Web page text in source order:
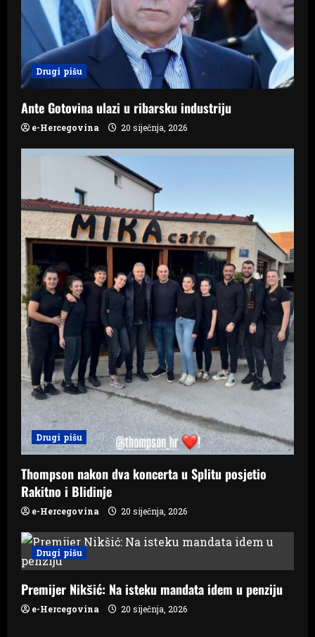
t
i
o
n
Drugi pišu
Ante Gotovina ulazi u ribarsku industriju
e-Hercegovina 20 siječnja, 2026
Drugi pišu
Thompson nakon dva koncerta u Splitu posjetio
Rakitno i Blidinje
e-Hercegovina 20 siječnja, 2026
Drugi pišu
Premijer Nikšić: Na isteku mandata idem u penziju
e-Hercegovina 20 siječnja, 2026